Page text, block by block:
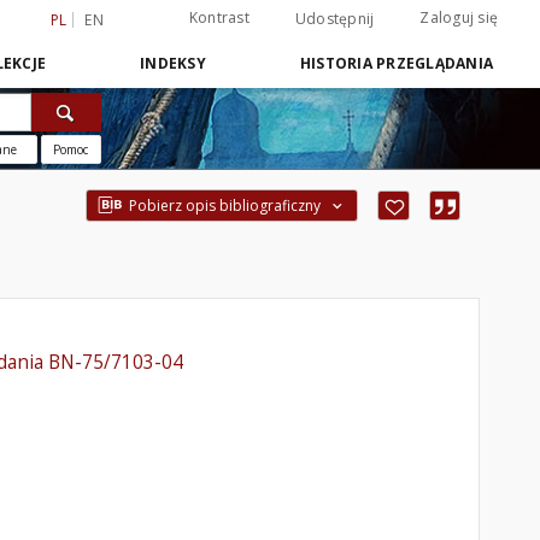
PL EN Kontrast Udostępnij Zaloguj się
INDEKSY HISTORIA PRZEGLĄDANIA
Pomoc
Pobierz opis bibliograficzny
BN-75/7103-04